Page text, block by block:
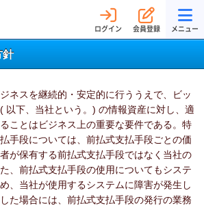
ログイン 会員登録 メニュー
針
ネスを継続的・安定的に行ううえで、ビッ
以下、当社という。) の情報資産に対し、適
ことはビジネス上の重要な要件である。特
手段については、前払式支払手段ごとの価
が保有する前払式支払手段ではなく当社の
、前払式支払手段の使用についてもシステ
、当社が使用するシステムに障害が発生し
た場合には、前払式支払手段の発行の業務